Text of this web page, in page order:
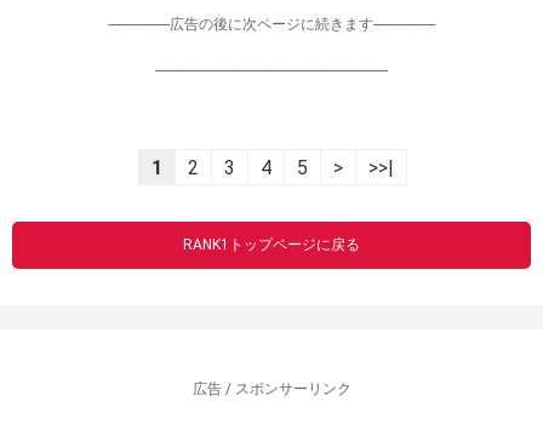
-----------------広告の後に次ページに続きます-----------------
----------------------------------------------------------------
1 2 3 4 5 > >>|
RANK1トップページに戻る
広告 / スポンサーリンク